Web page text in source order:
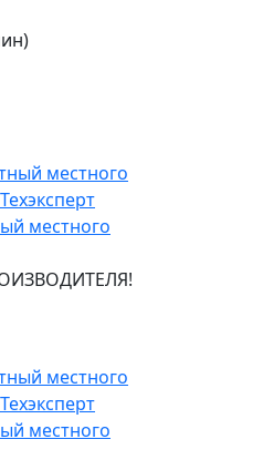
местного
местного